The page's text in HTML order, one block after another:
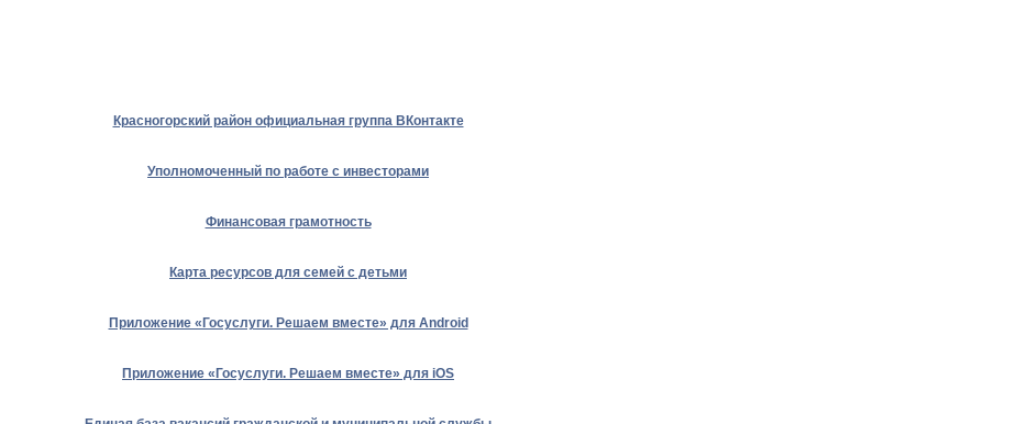
Красногорский район официальная группа ВКонтакте
Уполномоченный по работе с инвесторами
Финансовая грамотность
Карта ресурсов для семей с детьми
Приложение «Госуслуги. Решаем вместе» для Android
Приложение «Госуслуги. Решаем вместе» для iOS